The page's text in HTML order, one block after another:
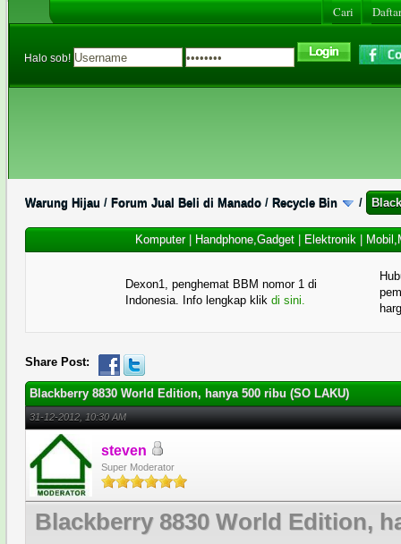
Cari
Halo sob!
Warung Hijau / Forum Jual Beli di Manado / Recycle Bin /
Komputer| Handphone,Gadget| Elektronik|
Dexon1, penghemat BBM nomor 1 di
Indonesia. Info lengkap klik di sini.
Share Post:
Blackberry 8830 World Edition, hanya 500 ribu (SO LAKU)
31-12-2012, 10:30 AM
steven
Super Moderator
Blackberry 8830 World Edition,